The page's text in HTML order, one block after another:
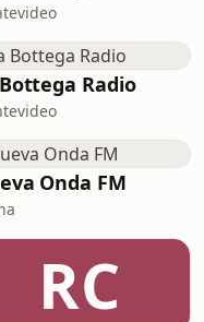
Radio
Onda FM
RC